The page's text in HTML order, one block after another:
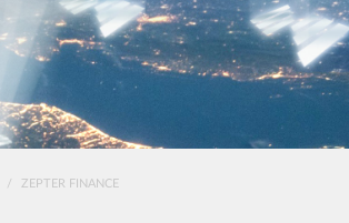
ZEPTER FINANCE